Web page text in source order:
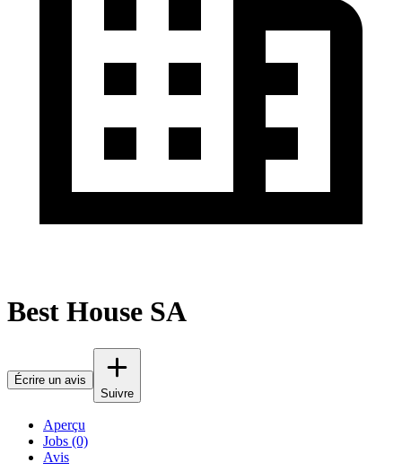
Best House SA
Écrire un avis
Suivre
Aperçu
Jobs (0)
Avis